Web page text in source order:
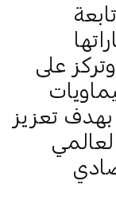
على
تعزيز